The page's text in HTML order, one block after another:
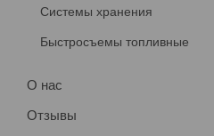
Системы хранения
Быстросъемы топливные
О нас
Отзывы